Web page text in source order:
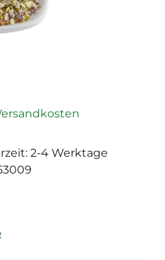
2-4 Werktage